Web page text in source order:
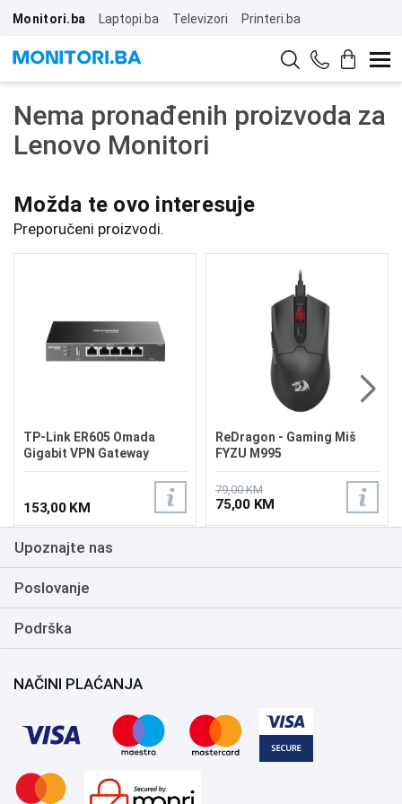
Monitori.ba Laptopi.ba Televizori Printeri.ba
Nema pronađenih proizvoda za
Lenovo Monitori
Možda te ovo interesuje
Preporučeni proizvodi.
TP-Link ER605 Omada
Gigabit VPN Gateway
Router
153,00 KM
ReDragon - Gaming Miš
FYZU M995
79,00 KM
75,00 KM
Upoznajte nas
Poslovanje
Podrška
NAČINI PLAĆANJA